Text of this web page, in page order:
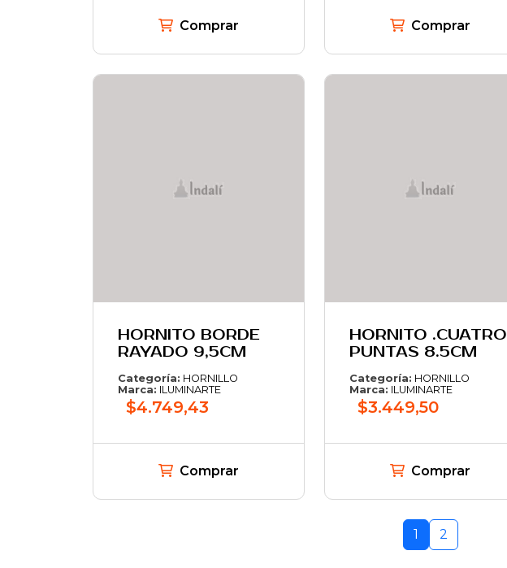
Comprar Comprar
HORNITO BORDE
RAYADO 9,5CM
Categoría: HORNILLO
Marca: ILUMINARTE
$4.749,43
Comprar
HORNITO .CUATRO
PUNTAS 8.5CM
Categoría: HORNILLO
Marca: ILUMINARTE
$3.449,50
Comprar
1 2